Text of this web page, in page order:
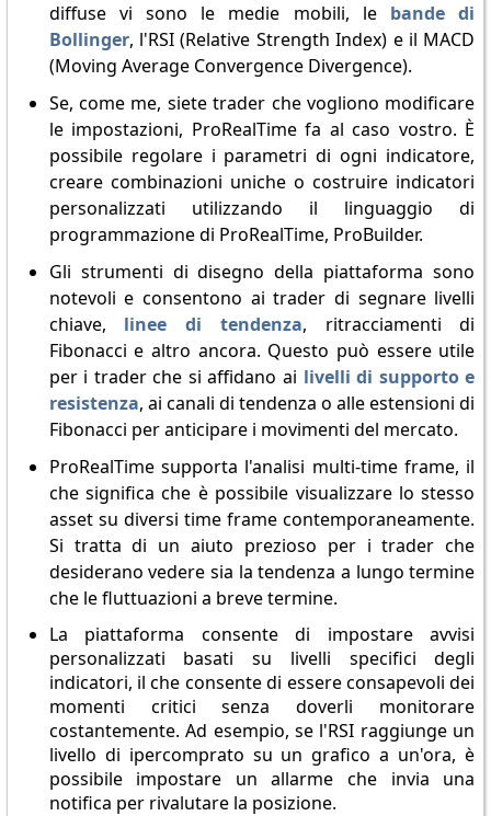
diffuse vi sono le medie mobili, le bande di
Bollinger, l'RSI (Relative Strength Index) e il MACD
(Moving Average Convergence Divergence).
Se, come me, siete trader che vogliono modificare
le impostazioni, ProRealTime fa al caso vostro. È
possibile regolare i parametri di ogni indicatore,
creare combinazioni uniche o costruire indicatori
personalizzati utilizzando il linguaggio di
programmazione di ProRealTime, ProBuilder.
Gli strumenti di disegno della piattaforma sono
notevoli e consentono ai trader di segnare livelli
chiave, linee di tendenza, ritracciamenti di
Fibonacci e altro ancora. Questo può essere utile
per i trader che si affidano ai livelli di supporto e
resistenza, ai canali di tendenza o alle estensioni di
Fibonacci per anticipare i movimenti del mercato.
ProRealTime supporta l'analisi multi-time frame, il
che significa che è possibile visualizzare lo stesso
asset su diversi time frame contemporaneamente.
Si tratta di un aiuto prezioso per i trader che
desiderano vedere sia la tendenza a lungo termine
che le fluttuazioni a breve termine.
La piattaforma consente di impostare avvisi
personalizzati basati su livelli specifici degli
indicatori, il che consente di essere consapevoli dei
momenti critici senza doverli monitorare
costantemente. Ad esempio, se l'RSI raggiunge un
livello di ipercomprato su un grafico a un'ora, è
possibile impostare un allarme che invia una
notifica per rivalutare la posizione.